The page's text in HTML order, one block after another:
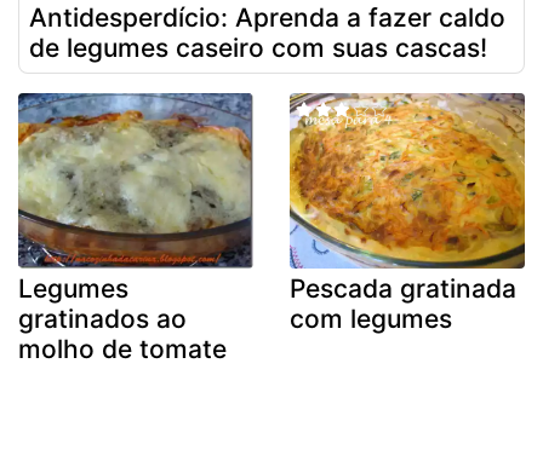
Antidesperdício: Aprenda a fazer caldo
de legumes caseiro com suas cascas!
Legumes
gratinados ao
molho de tomate
Pescada gratinada
com legumes